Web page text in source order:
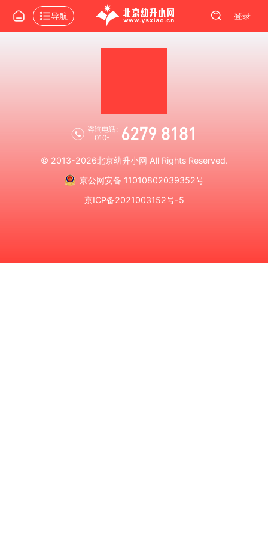
导航 登录
咨询电话:
010-
6279 8181
© 2013-2026北京幼升小网 All Rights Reserved.
京公网安备 11010802039352号
京ICP备2021003152号-5